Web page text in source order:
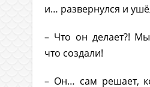
и… развернулся и
– Что он делает?!
что создали!
– Он… сам решает,